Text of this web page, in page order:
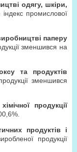
одягу, шкіри,
індекс промислової
паперу
зменшився на
та продуктів
зменшився
продукції
продуктів і
продукції